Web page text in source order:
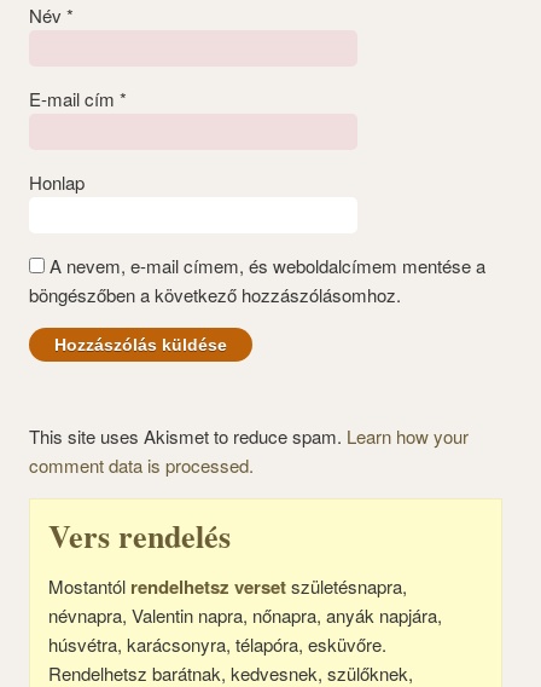
Név *
E-mail cím *
Honlap
A nevem, e-mail címem, és weboldalcímem mentése a
böngészőben a következő hozzászólásomhoz.
This site uses Akismet to reduce spam. Learn how your
comment data is processed.
Vers rendelés
Mostantól rendelhetsz versetszületésnapra,
névnapra, Valentin napra, nőnapra, anyák napjára,
húsvétra, karácsonyra, télapóra, esküvőre.
Rendelhetsz barátnak, kedvesnek, szülőknek,